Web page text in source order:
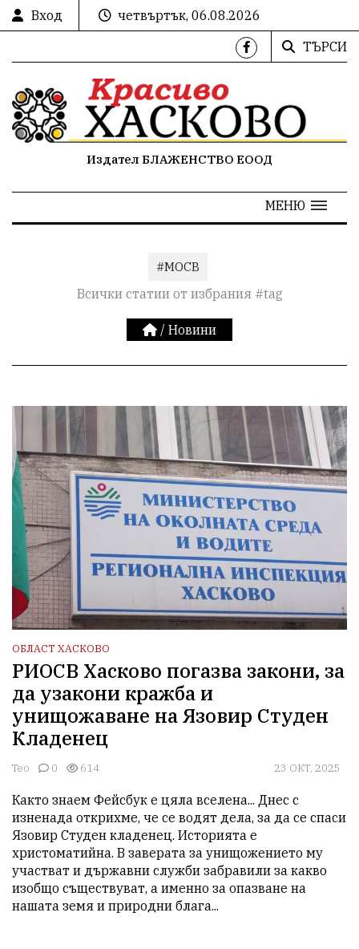
Вход
четвъртък, 06.08.2026
ТЪРСИ
Издател БЛАЖЕНСТВО ЕООД
МЕНЮ
#МОСВ
Всички статии от избрания #tag
/ Новини
ОБЛАСТ ХАСКОВО
РИОСВ Хасково погазва закони, за
да узакони кражба и
унищожаване на Язовир Студен
Кладенец
Тео 0 614 23 ОКТ, 2025
Както знаем Фейсбук е цяла вселена... Днес с
изненада открихме, че се водят дела, за да се спаси
Язовир Студен кладенец. Историята е
христоматийна. В заверата за унищожението му
участват и държавни служби забравили за какво
изобщо съществуват, а именно за опазване на
нашата земя и природни блага...